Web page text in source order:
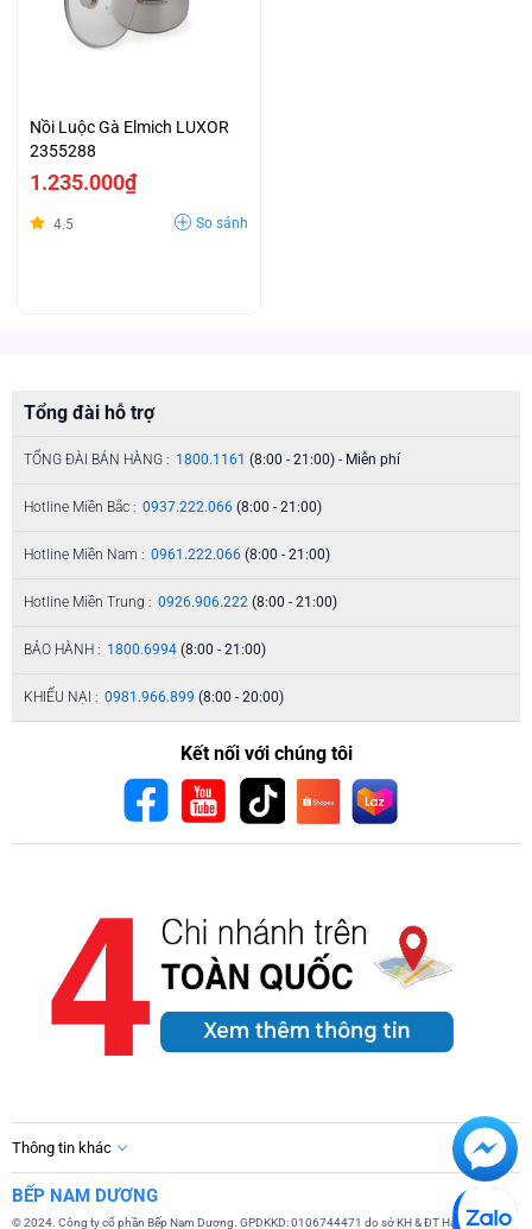
Nồi Luộc Gà Elmich LUXOR
2355288
1.235.000₫
4.5 So sánh
Tổng đài hỗ trợ
TỔNG ĐÀI BÁN HÀNG : 1800.1161 (8:00 - 21:00) - Miễn phí
Hotline Miền Bắc : 0937.222.066 (8:00 - 21:00)
Hotline Miền Nam : 0961.222.066 (8:00 - 21:00)
Hotline Miền Trung : 0926.906.222 (8:00 - 21:00)
BẢO HÀNH : 1800.6994 (8:00 - 21:00)
KHIẾU NẠI : 0981.966.899 (8:00 - 20:00)
Kết nối với chúng tôi
Thông tin khác
BẾP NAM DƯƠNG
© 2024. Công ty cổ phần Bếp Nam Dương. GPDKKD: 0106744471 do sở KH & ĐT Hà Nội cấp